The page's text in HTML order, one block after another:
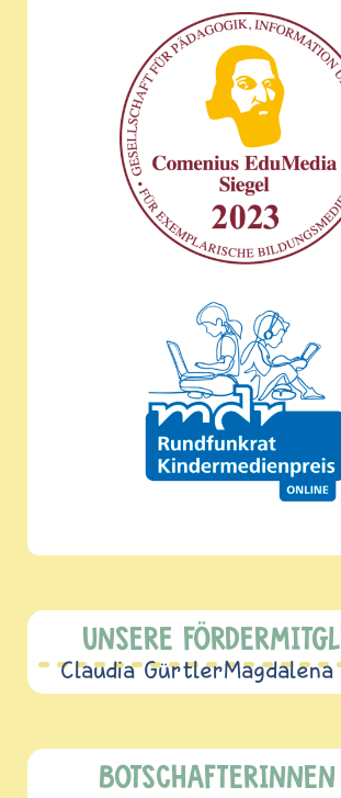
UNSERE
Claudia Gürtler